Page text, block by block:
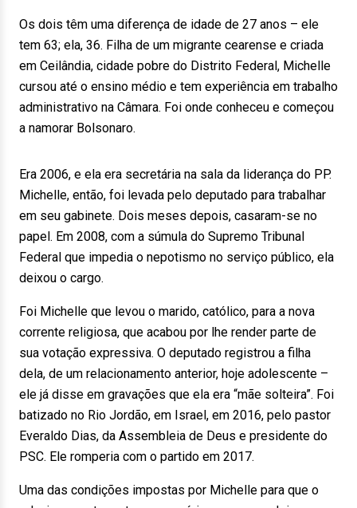
Os dois têm uma diferença de idade de 27 anos – ele
tem 63; ela, 36. Filha de um migrante cearense e criada
em Ceilândia, cidade pobre do Distrito Federal, Michelle
cursou até o ensino médio e tem experiência em trabalho
administrativo na Câmara. Foi onde conheceu e começou
a namorar Bolsonaro.
Era 2006, e ela era secretária na sala da liderança do PP.
Michelle, então, foi levada pelo deputado para trabalhar
em seu gabinete. Dois meses depois, casaram-se no
papel. Em 2008, com a súmula do Supremo Tribunal
Federal que impedia o nepotismo no serviço público, ela
deixou o cargo.
Foi Michelle que levou o marido, católico, para a nova
corrente religiosa, que acabou por lhe render parte de
sua votação expressiva. O deputado registrou a filha
dela, de um relacionamento anterior, hoje adolescente –
ele já disse em gravações que ela era “mãe solteira”. Foi
batizado no Rio Jordão, em Israel, em 2016, pelo pastor
Everaldo Dias, da Assembleia de Deus e presidente do
PSC. Ele romperia com o partido em 2017.
Uma das condições impostas por Michelle para que o